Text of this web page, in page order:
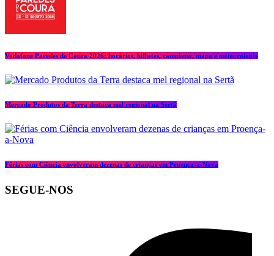
Vodafone Paredes de Coura 2026: horários, bilhetes, campismo, mapa e meteorologia
Mercado Produtos da Terra destaca mel regional na Sertã
Férias com Ciência envolveram dezenas de crianças em Proença-a-Nova
SEGUE-NOS